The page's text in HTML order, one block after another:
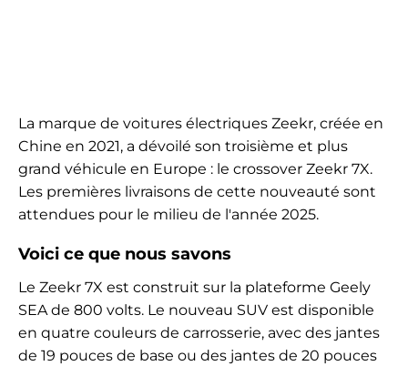
La marque de voitures électriques Zeekr, créée en
Chine en 2021, a dévoilé son troisième et plus
grand véhicule en Europe : le crossover Zeekr 7X.
Les premières livraisons de cette nouveauté sont
attendues pour le milieu de l'année 2025.
Voici ce que nous savons
Le Zeekr 7X est construit sur la plateforme Geely
SEA de 800 volts. Le nouveau SUV est disponible
en quatre couleurs de carrosserie, avec des jantes
de 19 pouces de base ou des jantes de 20 pouces